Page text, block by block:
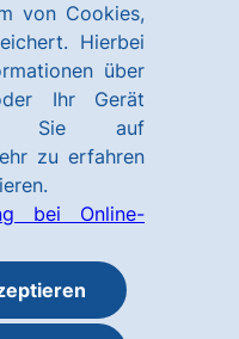
von Cookies,
Hierbei
über
Ihr Gerät
Sie auf
zu erfahren
bei Online-